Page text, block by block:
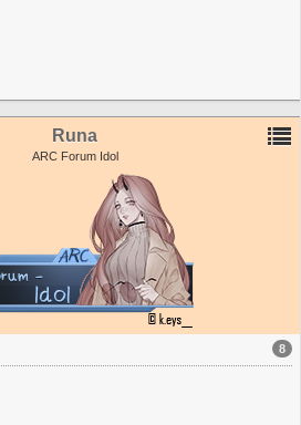
Runa
ARC Forum Idol
8